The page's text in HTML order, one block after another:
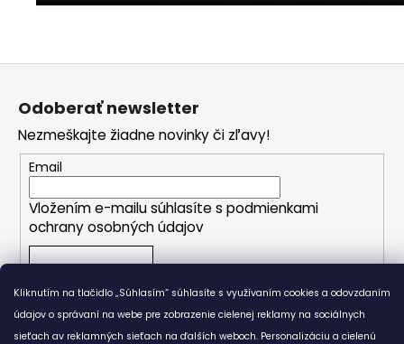
Kliknutím na tlačidlo „Súhlasím“ súhlasíte s využívaním cookies a odovzdaním
údajov o správaní na webe pre zobrazenie cielenej reklamy na sociálnych
sieťach av reklamných sieťach na ďalších weboch. Personalizáciu a cielenú
Odoberať newsletter
Nezmeškajte žiadne novinky či zľavy!
Email
Vložením e-mailu súhlasíte s podmienkami
ochrany osobných údajov